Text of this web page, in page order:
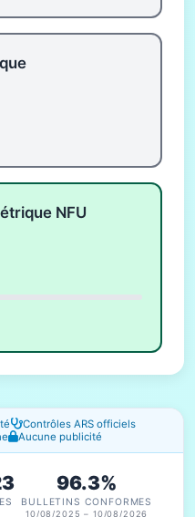
NFU
Contrôles ARS officiels
Aucune publicité
96.3%
BULLETINS CONFORMES
10/08/2025 – 10/08/2026